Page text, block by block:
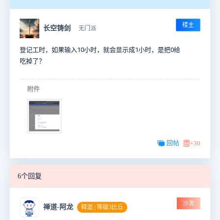
长空铸剑 无门派 楼主
登记工时，如果输入10小时，就会显示成1小时，是把0给
吃掉了？
附件
回帖 +30
6个回复
禅道-阿龙 释迦 | 等级3比丘
沙发